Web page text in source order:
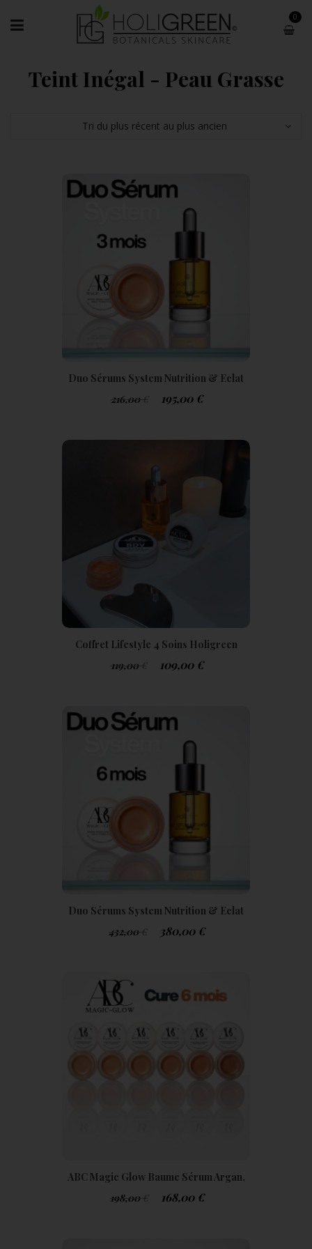
0
Teint Inégal - Peau Grasse
Tri du plus récent au plus ancien
Duo Sérums System Nutrition & Eclat
Optimal Cure 3 Mois
216,00 195,00 €
Coffret Lifestyle 4 Soins Holigreen
119,00
109,00 €
Duo Sérums System Nutrition & Eclat
Optimal Cure 6 Mois Tarif Privilège+
432,00 380,00 €
ABC Magic Glow Baume Sérum Argan,
Buriti & Centella Pack 6 Mois
198,00 168,00 €